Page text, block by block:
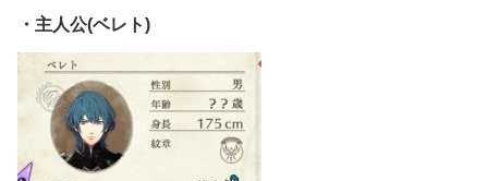
・主人公(ベレト)